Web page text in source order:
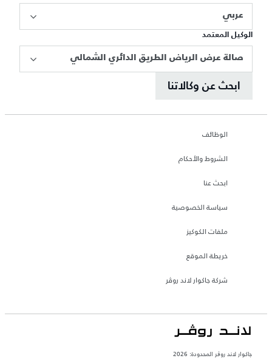
عربي
الوكيل المعتمد
صالة عرض الرياض الطريق الدائري الشمالي
ابحث عن وكالاتنا
الوظائف
الشروط والأحكام
ابحث عنا
سياسة الخصوصية
ملفات الكوكيز
خريطة الموقع
شركة جاكوار لاند روڤر
جاكوار لاند روڨر المحدودة: 2026